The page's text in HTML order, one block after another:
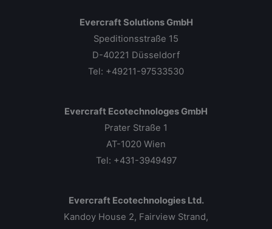
Evercraft Solutions GmbH
Speditionsstraße 15
D-40221 Düsseldorf
Tel: +49211-97533530
Evercraft Ecotechnologes GmbH
Prater Straße 1
AT-1020 Wien
Tel: +431-3949497
Evercraft Ecotechnologies Ltd.
Kandoy House 2, Fairview Strand,